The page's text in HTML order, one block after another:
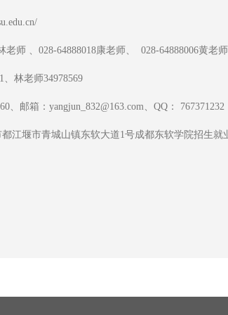
林老师 、028-64888018康老师、  028-64888006黄老师
、林老师34978569
、邮箱：yangjun_832@163.com、QQ： 767371232